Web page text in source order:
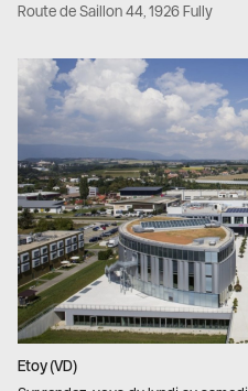
Route de Saillon 44, 1926 Fully
Etoy (VD)